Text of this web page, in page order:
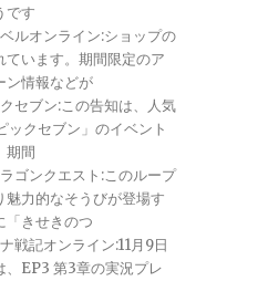
です
ベルオンライン:ショップの
ています。期間限定のア
ン情報などが
クセブン:この告知は、人気
ックセブン」のイベント
期間
ラゴンクエスト:このループ
魅力的なそうびが登場す
「きせきのつ
戦記オンライン:11月9日
、EP3 第3章の実況プレ